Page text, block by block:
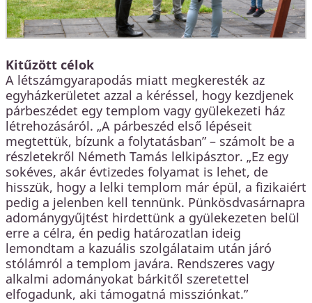
Kitűzött célok
A létszámgyarapodás miatt megkeresték az
egyházkerületet azzal a kéréssel, hogy kezdjenek
párbeszédet egy templom vagy gyülekezeti ház
létrehozásáról. „A párbeszéd első lépéseit
megtettük, bízunk a folytatásban” – számolt be a
részletekről Németh Tamás lelkipásztor. „Ez egy
sokéves, akár évtizedes folyamat is lehet, de
hisszük, hogy a lelki templom már épül, a fizikaiért
pedig a jelenben kell tennünk. Pünkösdvasárnapra
adománygyűjtést hirdettünk a gyülekezeten belül
erre a célra, én pedig határozatlan ideig
lemondtam a kazuális szolgálataim után járó
stólámról a templom javára. Rendszeres vagy
alkalmi adományokat bárkitől szeretettel
elfogadunk, aki támogatná missziónkat.”